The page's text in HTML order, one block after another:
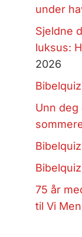
under
Sjeldne
luksus:
2026
Unn
75 år
til Vi